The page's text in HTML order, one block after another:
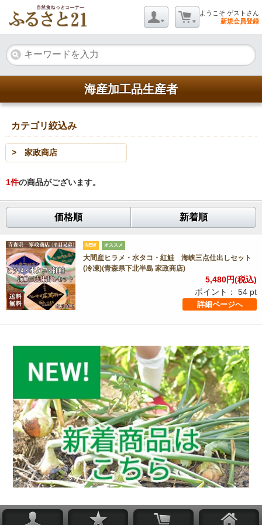
ようこそ ゲストさん
新規会員登録
海産加工品生産者
カテゴリ絞込み
> 家政商店
1件の商品がございます。
価格順 新着順
NEW オススメ
大間産ヒラメ・水タコ・紅鮭 海峡三点仕出しセット
(冷凍)(青森県下北半島 家政商店)
5,480円(税込)
ポイント： 54 pt
詳細ページへ